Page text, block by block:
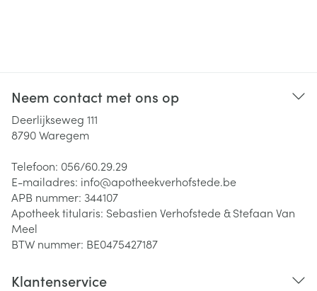
Neem contact met ons op
Deerlijkseweg 111
8790Waregem
Telefoon: 056/60.29.29
E-mailadres: info@apotheekverhofstede.be
APB nummer: 344107
Apotheek titularis: Sebastien Verhofstede & Stefaan Van
Meel
BTW nummer: BE0475427187
Klantenservice